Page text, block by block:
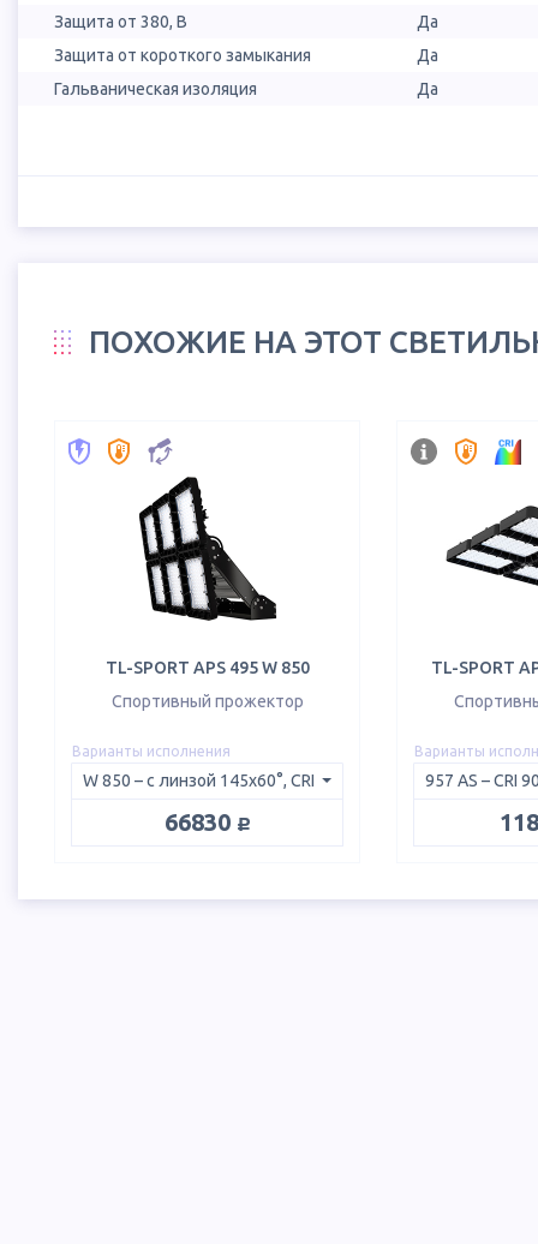
Защита от 380, В
Да
Защита от короткого замыкания
Да
Гальваническая изоляция
Да
ПОХОЖИЕ НА ЭТОТ
TL-SPORT APS 495 W 850
Спортивный прожектор
Варианты исполнения
66830 руб.
TL-SPORT
Варианты